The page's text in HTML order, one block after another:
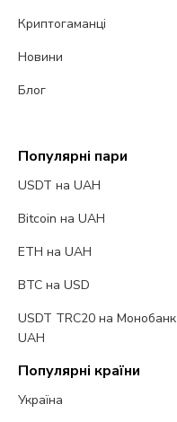
Криптогаманці
Новини
Блог
Популярні пари
USDT на UAH
Bitcoin на UAH
ETH на UAH
BTC на USD
USDT TRC20 на Монобанк
UAH
Популярні країни
Україна